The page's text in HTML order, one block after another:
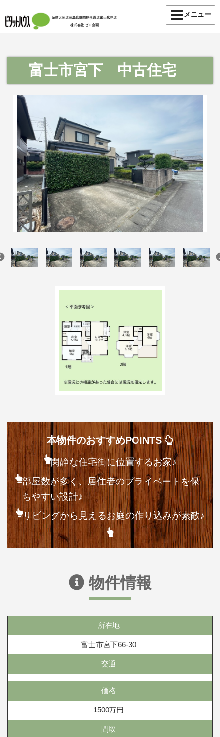
沼津大岡店三島店静岡駒形通店富士広見店
株式会社 ゼロ企画
メニュー
富士市宮下 中古住宅
本物件のおすすめPOINTS
閑静な住宅街に位置するお家♪
部屋数が多く、居住者のプライベートを保
ちやすい設計♪
リビングから見えるお庭の作り込みが素敵♪
物件情報
所在地
富士市宮下66-30
交通
価格
1500万円
間取